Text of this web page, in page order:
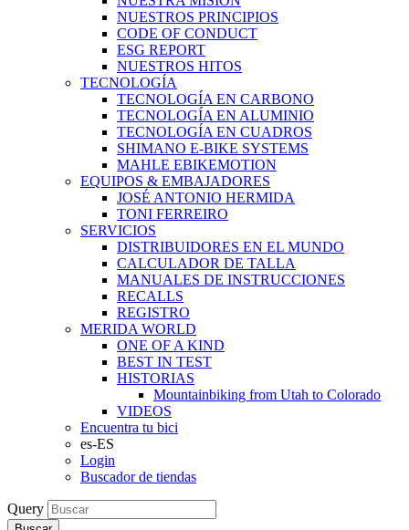
NUESTROS PRINCIPIOS
CODE OF CONDUCT
ESG REPORT
NUESTROS HITOS
TECNOLOGÍA
TECNOLOGÍA EN CARBONO
TECNOLOGÍA EN ALUMINIO
TECNOLOGÍA EN CUADROS
SHIMANO E-BIKE SYSTEMS
MAHLE EBIKEMOTION
EQUIPOS & EMBAJADORES
JOSÉ ANTONIO HERMIDA
TONI FERREIRO
SERVICIOS
DISTRIBUIDORES EN EL MUNDO
CALCULADOR DE TALLA
MANUALES DE INSTRUCCIONES
RECALLS
REGISTRO
MERIDA WORLD
ONE OF A KIND
BEST IN TEST
HISTORIAS
Mountainbiking from Utah to Colorado
VIDEOS
Encuentra tu bici
es-ES
Login
Buscador de tiendas
Query